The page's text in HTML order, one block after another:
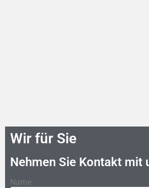
Wir für Sie
Nehmen Sie Kontakt mit
Name